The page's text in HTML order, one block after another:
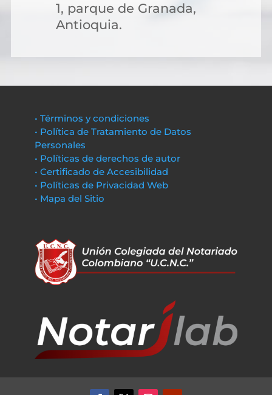
1, parque de Granada,
Antioquia.
• Términos y condiciones
• Política de Tratamiento de Datos
Personales
• Políticas de derechos de autor
• Certificado de Accesibilidad
• Políticas de Privacidad Web
• Mapa del Sitio